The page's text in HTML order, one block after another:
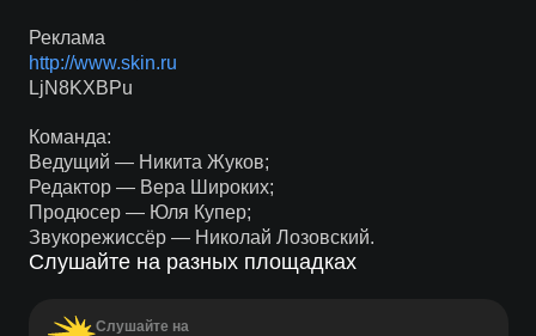
Реклама
http://www.skin.ru
LjN8KXBPu
Команда:
Ведущий — Никита Жуков;
Редактор — Вера Широких;
Продюсер — Юля Купер;
Звукорежиссёр — Николай Лозовский.
Слушайте на разных площадках
Слушайте на